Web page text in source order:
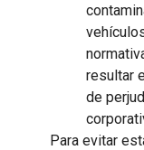
resultar
de
Para evitar